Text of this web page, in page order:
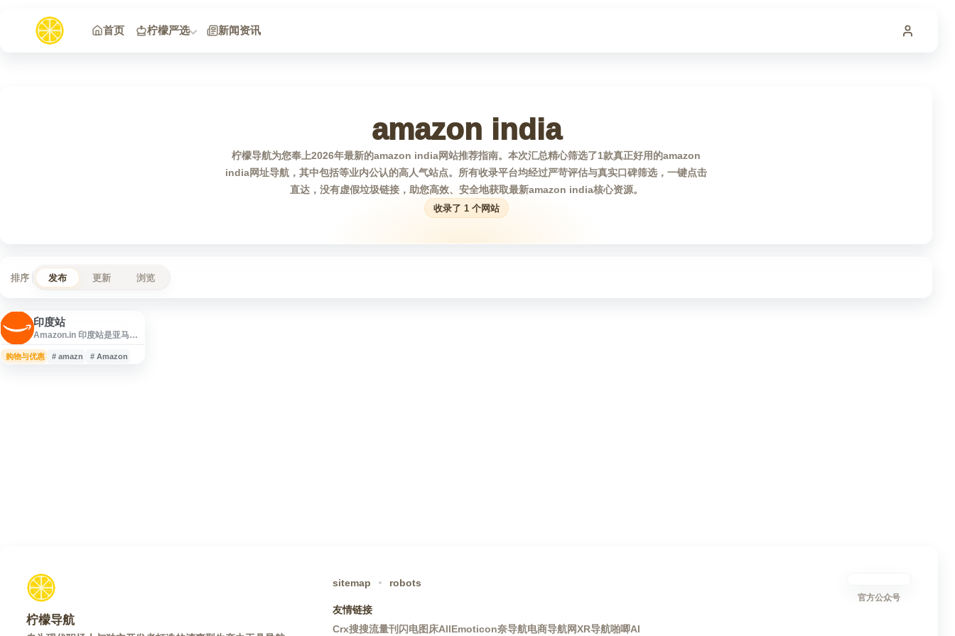
首页
柠檬严选 新闻资讯
amazon india
柠檬导航为您奉上2026年最新的amazon india网站推荐指南。本次汇总精心筛选了1款真正好用的amazon
india网址导航，其中包括等业内公认的高人气站点。所有收录平台均经过严苛评估与真实口碑筛选，一键点击
直达，没有虚假垃圾链接，助您高效、安全地获取最新amazon india核心资源。
收录了 1 个网站
排序 发布 更新 浏览
印度站
Amazon.in 印度站是亚马逊
台，提供手机、笔记本电
脑、相机、图书、手表、服
购物与优惠 # amazn # Amazon
柠檬导航
sitemap robots
友情链接
Crx搜搜流量刊 闪电图床AllEmoticon奈导航电商导航网XR导航啪唧AI
官方公众号